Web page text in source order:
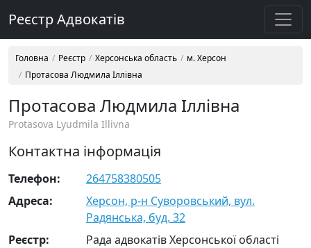
Реєстр Адвокатів
Головна Реєстр Херсонська область
м. Херсон
Протасова Людмила Іллівна
Протасова Людмила Іллівна
Protasova Lyudmila Illivna
Контактна інформація
Телефон:
264758380505
Адреса:
Херсон, р-н Суворовський, вул.
Радянська, буд. 32
Реєстр:
Рада адвокатів Херсонської області